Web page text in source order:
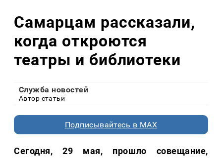
Самарцам рассказали,
когда откроются
театры и библиотеки
Служба новостей
Автор статьи
Подписывайтесь в MAX
Сегодня, 29 мая, прошло совещание,